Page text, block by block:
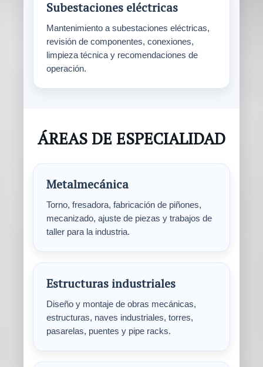
Subestaciones eléctricas
Mantenimiento a subestaciones eléctricas,
revisión de componentes, conexiones,
limpieza técnica y recomendaciones de
operación.
ÁREAS DE ESPECIALIDAD
Metalmecánica
Torno, fresadora, fabricación de piñones,
mecanizado, ajuste de piezas y trabajos de
taller para la industria.
Estructuras industriales
Diseño y montaje de obras mecánicas,
estructuras, naves industriales, torres,
pasarelas, puentes y pipe racks.